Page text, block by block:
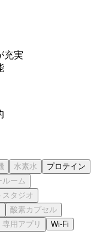
充実
プロテイン
Wi-Fi